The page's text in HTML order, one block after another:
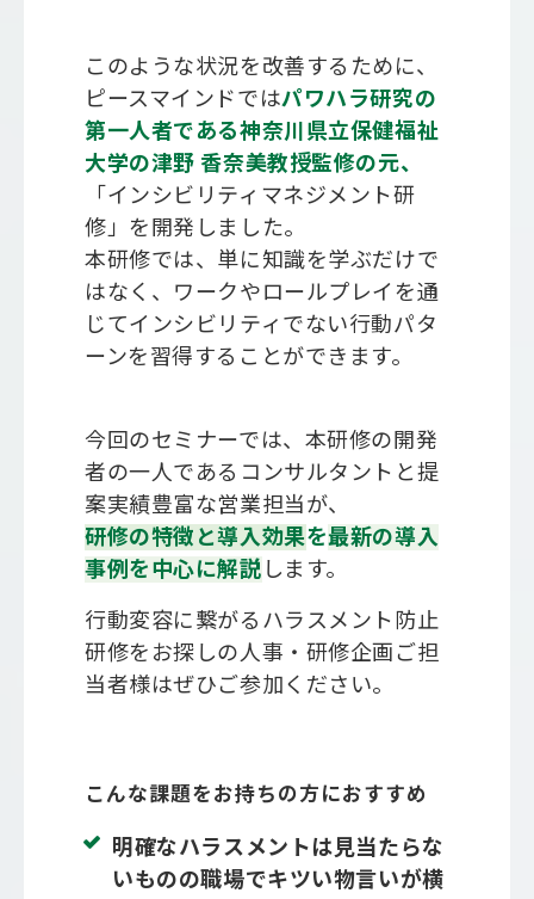
このような状況を改善するために、
ピースマインドではパワハラ研究の
第一人者である神奈川県立保健福祉
大学の津野 香奈美教授監修の元、
「インシビリティマネジメント研
修」を開発しました。
本研修では、単に知識を学ぶだけで
はなく、ワークやロールプレイを通
じてインシビリティでない行動パタ
ーンを習得することができます。
今回のセミナーでは、本研修の開発
者の一人であるコンサルタントと提
案実績豊富な営業担当が、
研修の特徴と導入効果を最新の導入
事例を中心に解説 します。
行動変容に繋がるハラスメント防止
研修をお探しの人事・研修企画ご担
当者様はぜひご参加ください。
こんな課題をお持ちの方におすすめ
明確なハラスメントは見当たらな
いものの職場でキツい物言いが横